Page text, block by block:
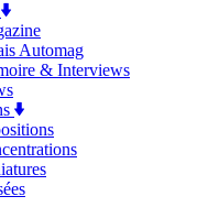
Automag
& Interviews